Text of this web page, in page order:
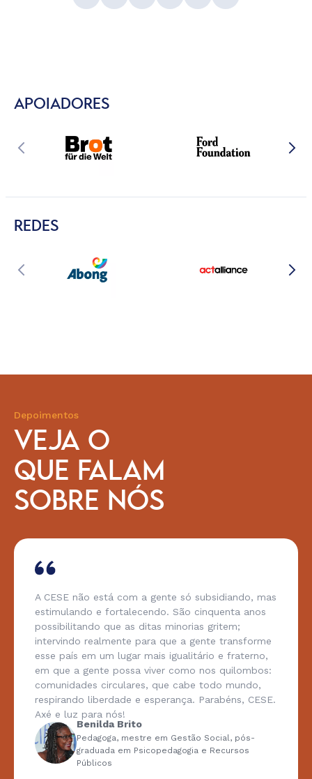
APOIADORES
REDES
Depoimentos
VEJA O
QUE FALAM
SOBRE NÓS
A CESE não está com a gente só subsidiando, mas
estimulando e fortalecendo. São cinquenta anos
possibilitando que as ditas minorias gritem;
intervindo realmente para que a gente transforme
esse país em um lugar mais igualitário e fraterno,
em que a gente possa viver como nos quilombos:
comunidades circulares, que cabe todo mundo,
respirando liberdade e esperança. Parabéns, CESE.
Axé e luz para nós!
Benilda Brito
Pedagoga, mestre em Gestão Social, pós-
graduada em Psicopedagogia e Recursos
Públicos